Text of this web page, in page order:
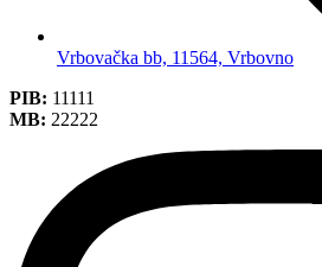
Vrbovačka bb, 11564, Vrbovno
PIB: 11111
MB: 22222